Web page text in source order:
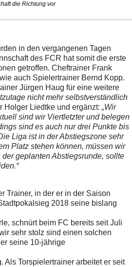
die Richtung vor
in den vergangenen Tagen
des FCR hat somit die erste
getroffen. Cheftrainer Frank
auch Spielertrainer Bernd Kopp.
Jürgen Haug für eine weitere
nicht mehr selbstverständlich
Holger Liedtke und ergänzt: „Wir
sind wir Viertletzter und belegen
sind es auch nur drei Punkte bis
Liga ist in der Abstiegszone sehr
Platz stehen können, müssen wir
geplanten Abstiegsrunde, sollte
Trainer, in der er in der Saison
2018 seine bislang
schnürt beim FC bereits seit Juli
sehr stolz sind einen solchen
seine 10-jährige
Als Torspielertrainer arbeitet er seit